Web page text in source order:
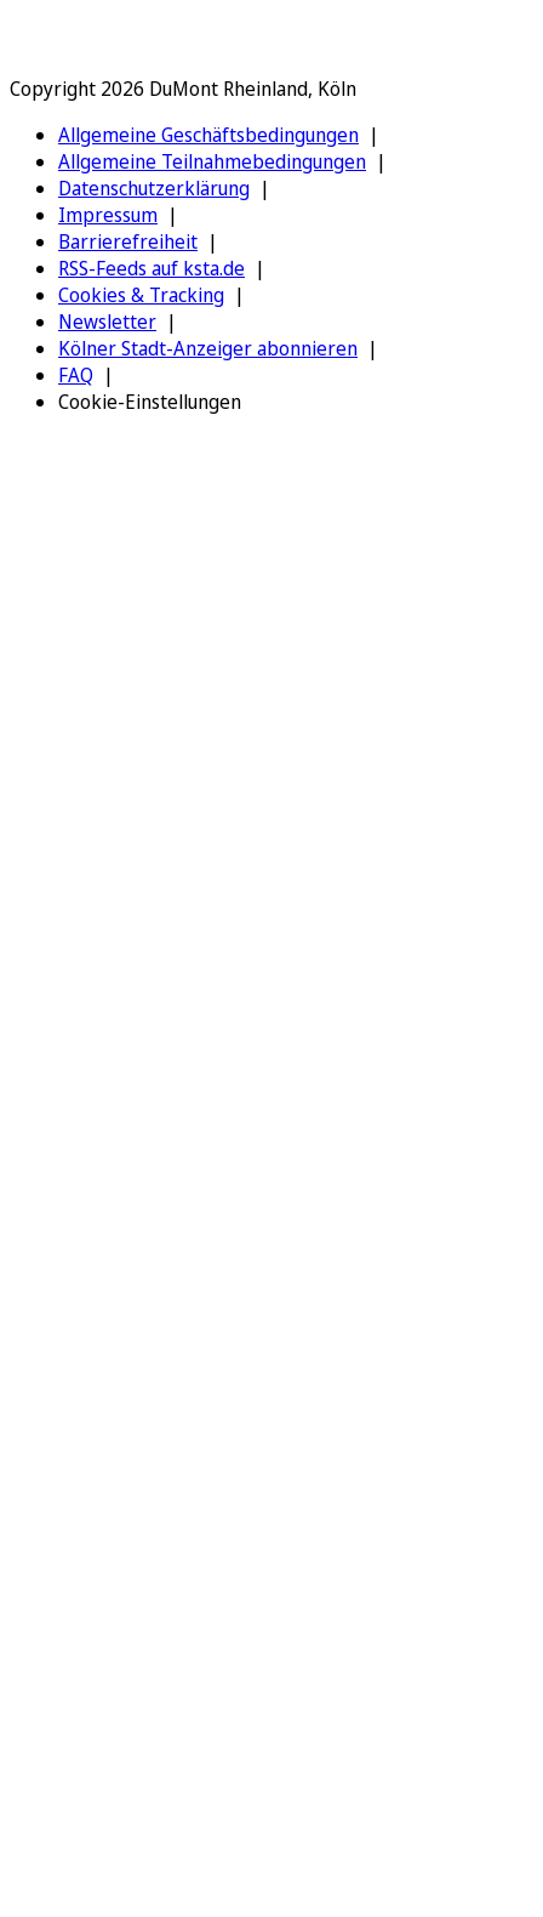
Copyright 2026 DuMont Rheinland, Köln
Allgemeine Geschäftsbedingungen
Allgemeine Teilnahmebedingungen
Datenschutzerklärung
Impressum
Barrierefreiheit
RSS-Feeds auf ksta.de
Cookies & Tracking
Newsletter
Kölner Stadt-Anzeiger abonnieren
FAQ
Cookie-Einstellungen